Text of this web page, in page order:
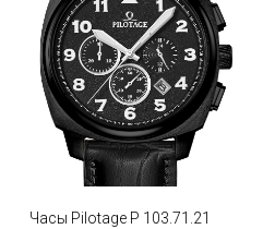
Часы Pilotage P 103.71.21